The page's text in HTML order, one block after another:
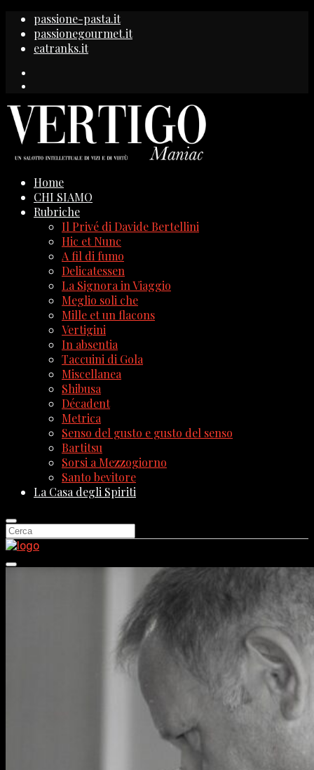
passione-pasta.it
passionegourmet.it
eatranks.it
Home
CHI SIAMO
Rubriche
Il Privé di Davide Bertellini
Hic et Nunc
A fil di fumo
Delicatessen
La Signora in Viaggio
Meglio soli che
Mille et un flacons
Vertigini
In absentia
Taccuini di Gola
Miscellanea
Shibusa
Décadent
Metrica
Senso del gusto e gusto del senso
Bartitsu
Sorsi a Mezzogiorno
Santo bevitore
La Casa degli Spiriti